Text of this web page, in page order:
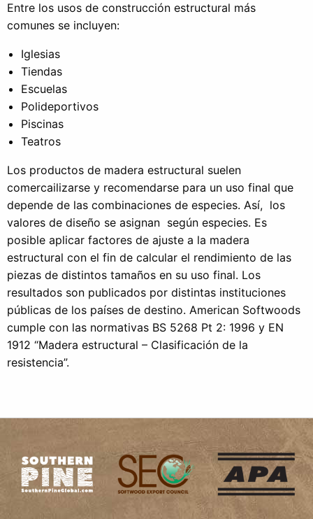
Entre los usos de construcción estructural más
comunes se incluyen:
Iglesias
Tiendas
Escuelas
Polideportivos
Piscinas
Teatros
Los productos de madera estructural suelen
comercailizarse y recomendarse para un uso final que
depende de las combinaciones de especies. Así, los
valores de diseño se asignan según especies. Es
posible aplicar factores de ajuste a la madera
estructural con el fin de calcular el rendimiento de las
piezas de distintos tamaños en su uso final. Los
resultados son publicados por distintas instituciones
públicas de los países de destino. American Softwoods
cumple con las normativas BS 5268 Pt 2: 1996 y EN
1912 “Madera estructural – Clasificación de la
resistencia”.